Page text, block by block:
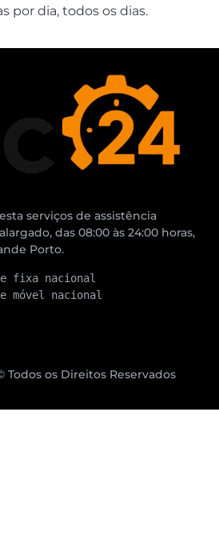
por dia, todos os dias.
serviços de assistência
das 08:00 às 24:00 horas,
Porto.
fixa nacional
móvel nacional
Todos os Direitos Reservados